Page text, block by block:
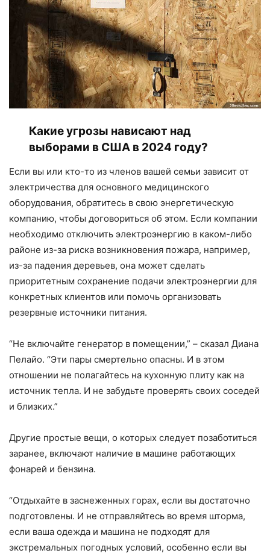
Какие угрозы нависают над
выборами в США в 2024 году?
Если вы или кто-то из членов вашей семьи зависит от
электричества для основного медицинского
оборудования, обратитесь в свою энергетическую
компанию, чтобы договориться об этом. Если компании
необходимо отключить электроэнергию в каком-либо
районе из-за риска возникновения пожара, например,
из-за падения деревьев, она может сделать
приоритетным сохранение подачи электроэнергии для
конкретных клиентов или помочь организовать
резервные источники питания.
“Не включайте генератор в помещении,” – сказал Диана
Пелайо. “Эти пары смертельно опасны. И в этом
отношении не полагайтесь на кухонную плиту как на
источник тепла. И не забудьте проверять своих соседей
и близких.”
Другие простые вещи, о которых следует позаботиться
заранее, включают наличие в машине работающих
фонарей и бензина.
“Отдыхайте в заснеженных горах, если вы достаточно
подготовлены. И не отправляйтесь во время шторма,
если ваша одежда и машина не подходят для
экстремальных погодных условий, особенно если вы